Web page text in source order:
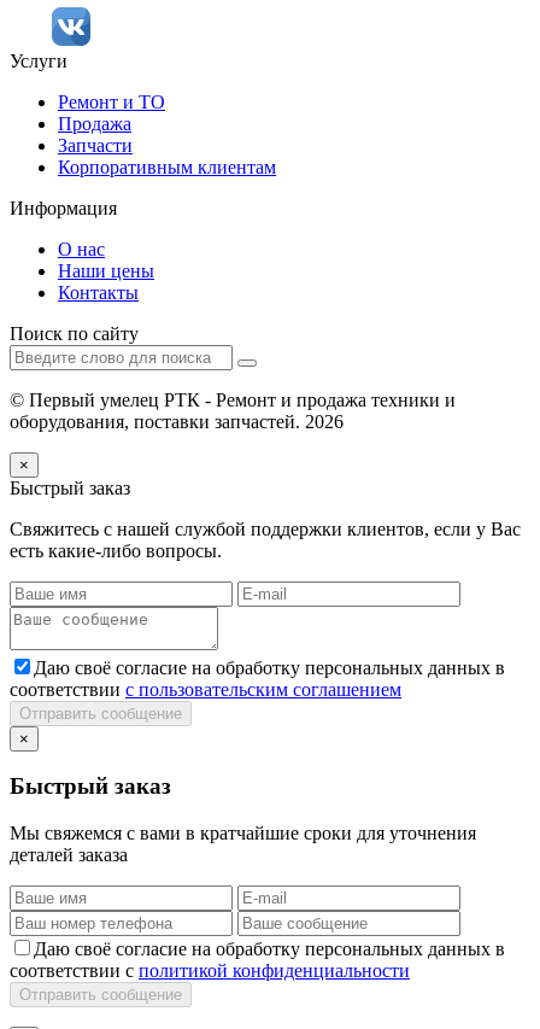
Услуги
Ремонт и ТО
Продажа
Запчасти
Корпоративным клиентам
Информация
О нас
Наши цены
Контакты
Поиск по сайту
© Первый умелец РТК - Ремонт и продажа техники и
оборудования, поставки запчастей. 2026
×
Быстрый заказ
Свяжитесь с нашей службой поддержки клиентов, если у Вас
есть какие-либо вопросы.
Даю своё согласие на обработку персональных данных в
соответствии с пользовательским соглашением
Отправить сообщение
×
Быстрый заказ
Мы свяжемся с вами в кратчайшие сроки для уточнения
деталей заказа
Даю своё согласие на обработку персональных данных в
соответствии с политикой конфиденциальности
Отправить сообщение